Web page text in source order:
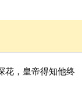
花，皇帝得知他终